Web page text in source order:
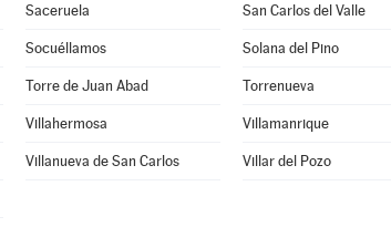
Saceruela San Carlos del Valle
Socuéllamos Solana del Pino
Torre de Juan Abad Torrenueva
Villahermosa Villamanrique
Villanueva de San Carlos Villar del Pozo